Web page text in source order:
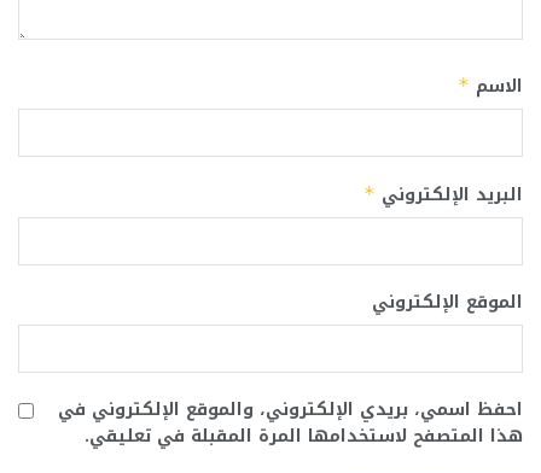
الاسم *
البريد الإلكتروني *
الموقع الإلكتروني
احفظ اسمي، بريدي الإلكتروني، والموقع الإلكتروني في
هذا المتصفح لاستخدامها المرة المقبلة في تعليقي.